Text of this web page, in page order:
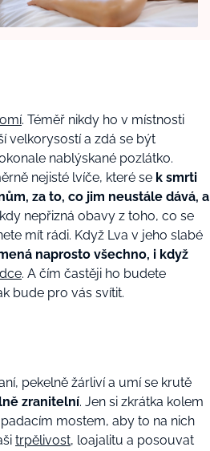
. Téměř nikdy ho v místnosti
velkorysostí a zdá se být
nablýskané pozlátko.
nejisté lvíče, které se k smrti
za to, co jim neustále dává, a
nepřizná obavy z toho, co se
mít rádi. Když Lva v jeho slabé
naprosto všechno, i když
. A čím častěji ho budete
bude pro vás svítit.
pekelně žárliví a umí se krutě
zranitelní. Jen si zkrátka kolem
mostem, aby to na nich
trpělivost, loajalitu a posouvat